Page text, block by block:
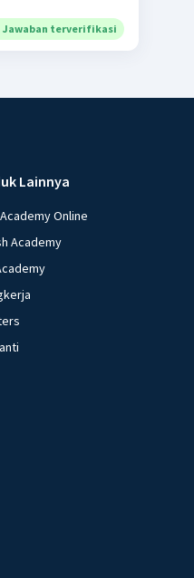
Jawaban terverifikasi
Lainnya
Online
Academy